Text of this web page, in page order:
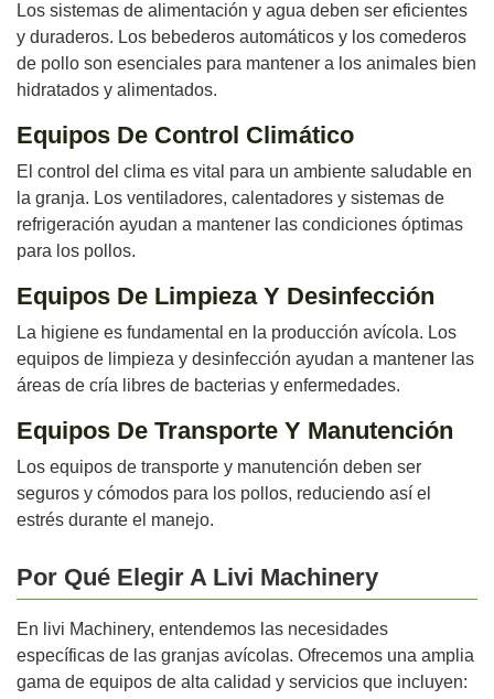
Los sistemas de alimentación y agua deben ser eficientes
y duraderos. Los bebederos automáticos y los comederos
de pollo son esenciales para mantener a los animales bien
hidratados y alimentados.
Equipos De Control Climático
El control del clima es vital para un ambiente saludable en
la granja. Los ventiladores, calentadores y sistemas de
refrigeración ayudan a mantener las condiciones óptimas
para los pollos.
Equipos De Limpieza Y Desinfección
La higiene es fundamental en la producción avícola. Los
equipos de limpieza y desinfección ayudan a mantener las
áreas de cría libres de bacterias y enfermedades.
Equipos De Transporte Y Manutención
Los equipos de transporte y manutención deben ser
seguros y cómodos para los pollos, reduciendo así el
estrés durante el manejo.
Por Qué Elegir A Livi Machinery
En livi Machinery, entendemos las necesidades
específicas de las granjas avícolas. Ofrecemos una amplia
gama de equipos de alta calidad y servicios que incluyen: